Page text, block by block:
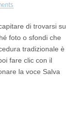
di trovarsi su
foto o sfondi che
tradizionale è
fare clic con il
la voce Salva